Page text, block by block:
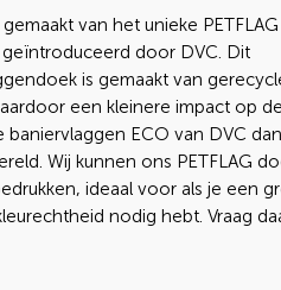
van het unieke PETFLAG
door DVC. Dit
is gemaakt van
een kleinere impact op de
baniervlaggen ECO van DVC
Wij kunnen ons PETFLAG
ideaal voor als je een
nodig hebt. Vraag